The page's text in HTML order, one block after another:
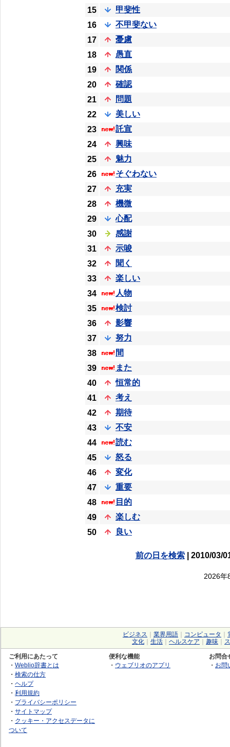
15
甲斐性
16
不甲斐ない
17
憂慮
18
愚直
19
関係
20
確認
21
問題
22
美しい
23
託宣
24
興味
25
魅力
26
そぐわない
27
充実
28
機微
29
心配
30
感謝
31
示唆
32
聞く
33
楽しい
34
人物
35
検討
36
影響
37
努力
38
間
39
また
40
恒常的
41
考え
42
期待
43
不安
44
読む
45
怒る
46
変化
47
重要
48
目的
49
楽しむ
50
良い
前の日を検索| 2010/03/
2026年
ビジネス 業界用語 コンピュータ
文化
生活 ヘルスケア 趣味
ご利用にあたって
・ Weblio辞書とは
・ 検索の仕方
・ ヘルプ
・ 利用規約
・ プライバシーポリシー
・ サイトマップ
・ クッキー・アクセスデータに
ついて
便利な機能
・ ウェブリオのアプリ
お問合
・ お問